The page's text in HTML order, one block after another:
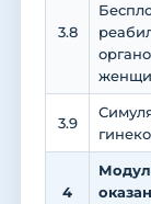
3.8
3.9
4